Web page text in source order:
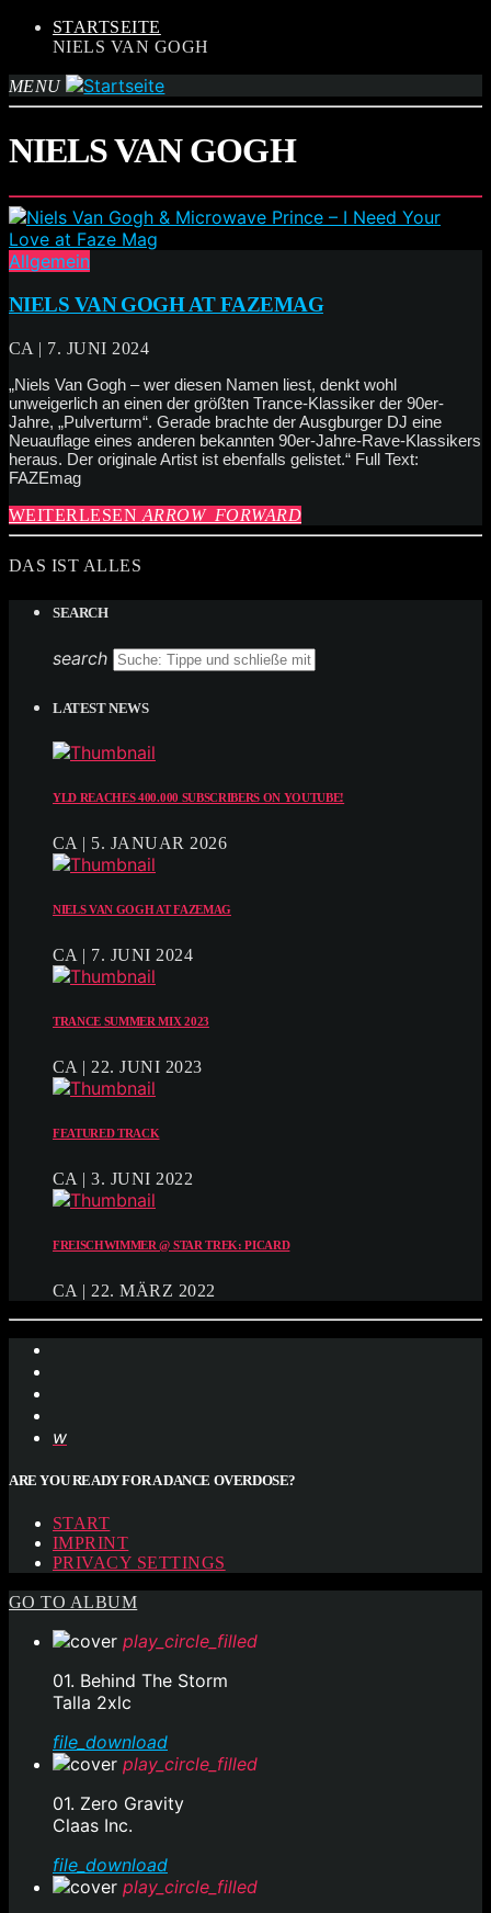
STARTSEITE
NIELS VAN GOGH
MENU
NIELS VAN GOGH
Allgemein
NIELS VAN GOGH AT FAZEMAG
CA | 7. JUNI 2024
„Niels Van Gogh – wer diesen Namen liest, denkt wohl
unweigerlich an einen der größten Trance-Klassiker der 90er-
Jahre, „Pulverturm“. Gerade brachte der Ausgburger DJ eine
Neuauflage eines anderen bekannten 90er-Jahre-Rave-Klassikers
heraus. Der originale Artist ist ebenfalls gelistet.“ Full Text:
FAZEmag
WEITERLESEN ARROW_FORWARD
DAS IST ALLES
SEARCH
search
LATEST NEWS
YLD REACHES 400.000 SUBSCRIBERS ON YOUTUBE!
CA | 5. JANUAR 2026
NIELS VAN GOGH AT FAZEMAG
CA | 7. JUNI 2024
TRANCE SUMMER MIX 2023
CA | 22. JUNI 2023
FEATURED TRACK
CA | 3. JUNI 2022
FREISCHWIMMER @ STAR TREK: PICARD
CA | 22. MÄRZ 2022
ARE YOU READY FOR A DANCE OVERDOSE?
START
IMPRINT
PRIVACY SETTINGS
GO TO ALBUM
play_circle_filled
01. Behind The Storm
Talla 2xlc
file_download
play_circle_filled
01. Zero Gravity
Claas Inc.
file_download
play_circle_filled